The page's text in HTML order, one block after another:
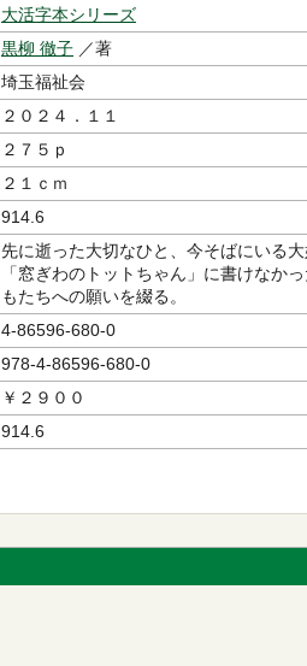
大活字本シリーズ
黒柳 徹子 ／著
埼玉福祉会
２０２４．１１
２７５ｐ
２１ｃｍ
914.6
先に逝った大切なひと、今そばにいる
「窓ぎわのトットちゃん」に書けなか
もたちへの願いを綴る。
4-86596-680-0
978-4-86596-680-0
￥２９００
914.6